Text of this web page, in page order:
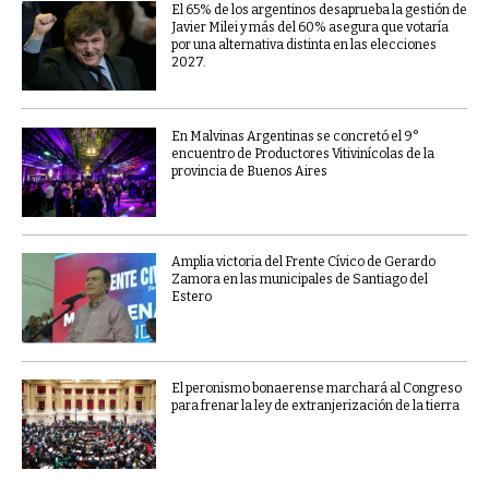
El 65% de los argentinos desaprueba la gestión de
Javier Milei y más del 60% asegura que votaría
por una alternativa distinta en las elecciones
2027.
En Malvinas Argentinas se concretó el 9°
encuentro de Productores Vitivinícolas de la
provincia de Buenos Aires
Amplia victoria del Frente Cívico de Gerardo
Zamora en las municipales de Santiago del
Estero
El peronismo bonaerense marchará al Congreso
para frenar la ley de extranjerización de la tierra